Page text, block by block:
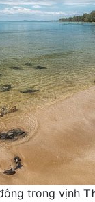
trong vịnh